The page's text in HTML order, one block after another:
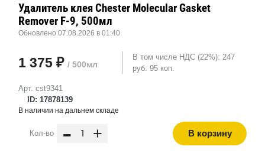
Арт. cst9341
ID: 17878139
Удалитель клея Chester Molecular Gasket
Remover F-9, 500мл
Обновлено 07.08.2026 в 01:40
1 375 ₽ / 500мл
В том числе НДС (22%): 247
руб. 95 коп.
В наличии на дальнем складе
Кол-во - + В корзину